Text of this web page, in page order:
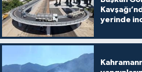
yerinde